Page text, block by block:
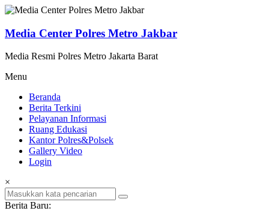
Lompat
konten
Media Center Polres Metro Jakbar
Media Resmi Polres Metro Jakarta Barat
Menu
Beranda
Berita Terkini
Pelayanan Informasi
Ruang Edukasi
Kantor Polres&Polsek
Gallery Video
Login
×
Berita Baru: